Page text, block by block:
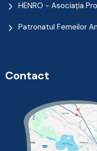
HENRO - Asociația
Patronatul Femeilor
Contact